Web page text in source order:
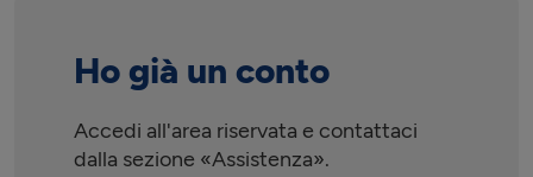
Ho già un conto
Accedi all'area riservata e contattaci
dalla sezione «Assistenza».